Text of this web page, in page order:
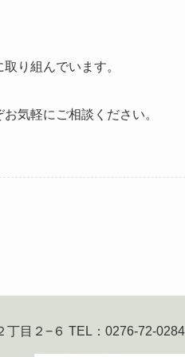
り組んでいます。
気軽にご相談ください。
丁目２−６ TEL：0276-72-